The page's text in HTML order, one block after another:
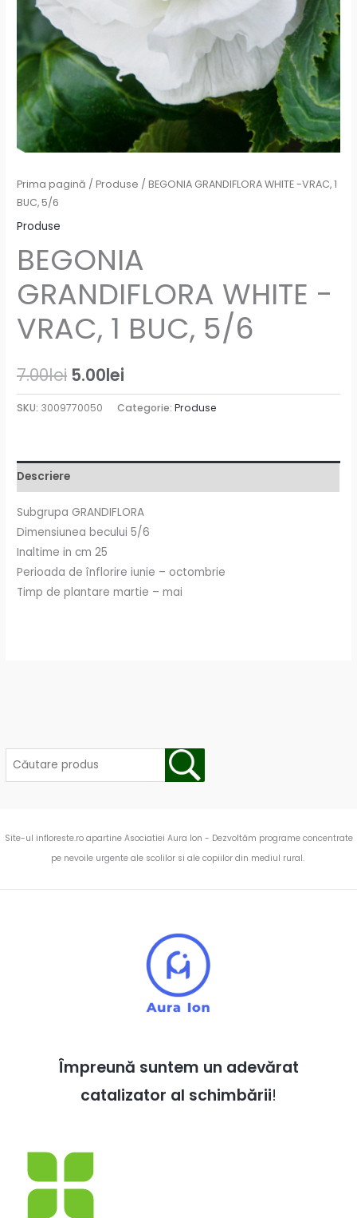
Prima pagină /Produse / BEGONIA GRANDIFLORA WHITE -VRAC, 1
BUC, 5/6
Produse
BEGONIA
GRANDIFLORA WHITE -
VRAC, 1 BUC, 5/6
7.00lei 5.00lei
SKU: 3009770050 Categorie:Produse
Descriere
Subgrupa GRANDIFLORA
Dimensiunea becului 5/6
Inaltime in cm 25
Perioada de înflorire iunie – octombrie
Timp de plantare martie – mai
Site-ul infloreste.ro apartine Asociatiei Aura Ion - Dezvoltăm programe concentrate
pe nevoile urgente ale scolilor si ale copiilor din mediul rural.
Împreună suntem un adevărat
catalizator al schimbării!